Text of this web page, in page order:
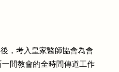
，考入皇家醫師協會為會
間教會的全時間傳道工作